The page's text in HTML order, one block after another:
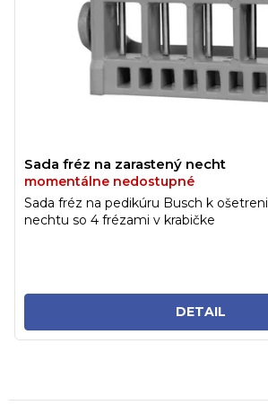
Sada fréz na zarastený necht
momentálne nedostupné
DETAIL
Sada fréz na pedikúru Busch k
nechtu so 4 frézami v krabičke